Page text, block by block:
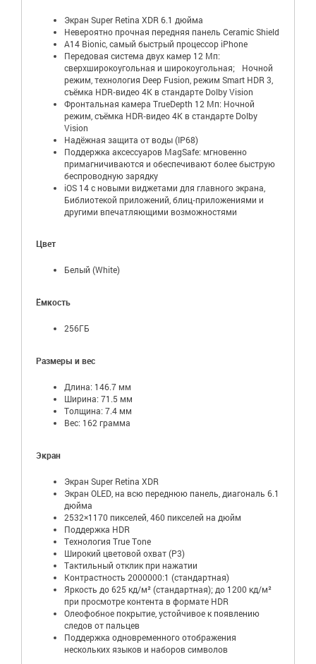
Экран Super Retina XDR 6.1 дюйма
Невероятно прочная передняя панель Ceramic Shield
A14 Bionic, самый быстрый процессор iPhone
Передовая система двух камер 12 Мп:
сверхширокоугольная и широкоугольная; Ночной
режим, технология Deep Fusion, режим Smart HDR 3,
съёмка HDR‑видео 4K в стандарте Dolby Vision
Фронтальная камера TrueDepth 12 Мп: Ночной
режим, съёмка HDR‑видео 4K в стандарте Dolby
Vision
Надёжная защита от воды (IP68)
Поддержка аксессуаров MagSafe: мгновенно
примагничиваются и обеспечивают более быструю
беспроводную зарядку
iOS 14 с новыми виджетами для главного экрана,
Библиотекой приложений, блиц‑приложениями и
другими впечатляющими возможностями
Цвет
Белый (White)
Ёмкость
256ГБ
Размеры и вес
Длина: 146.7 мм
Ширина: 71.5 мм
Толщина: 7.4 мм
Вес: 162 грамма
Экран
Экран Super Retina XDR
Экран OLED, на всю переднюю панель, диагональ 6.1
дюйма
2532×1170 пикселей, 460 пикселей на дюйм
Поддержка HDR
Технология True Tone
Широкий цветовой охват (P3)
Тактильный отклик при нажатии
Контрастность 2000000:1 (стандартная)
Яркость до 625 кд/м² (стандартная); до 1200 кд/м²
при просмотре контента в формате HDR
Олеофобное покрытие, устойчивое к появлению
следов от пальцев
Поддержка одновременного отображения
нескольких языков и наборов символов